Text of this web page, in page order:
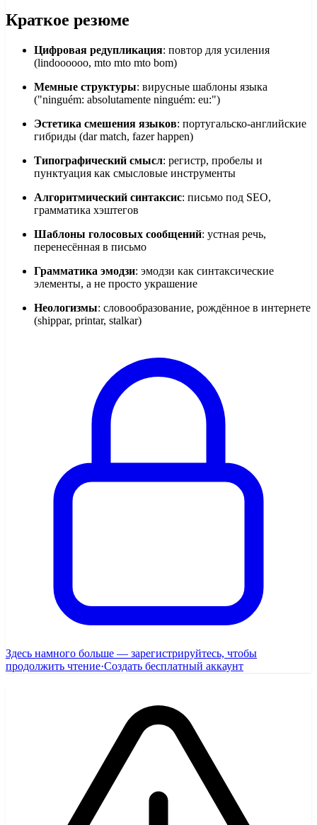
Краткое резюме
Цифровая редупликация: повтор для усиления
(lindoooooo, mto mto mto bom)
Мемные структуры: вирусные шаблоны языка
("ninguém: absolutamente ninguém: eu:")
Эстетика смешения языков: португальско-английские
гибриды (dar match, fazer happen)
Типографический смысл: регистр, пробелы и
пунктуация как смысловые инструменты
Алгоритмический синтаксис: письмо под SEO,
грамматика хэштегов
Шаблоны голосовых сообщений: устная речь,
перенесённая в письмо
Грамматика эмодзи: эмодзи как синтаксические
элементы, а не просто украшение
Неологизмы: словообразование, рождённое в интернете
(shippar, printar, stalkar)
Здесь намного больше — зарегистрируйтесь, чтобы
продолжить чтение·Создать бесплатный аккаунт